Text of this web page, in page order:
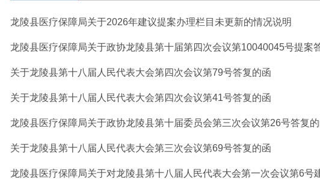
龙陵县医疗保障局关于2026年建议提案办理栏目未更新的情况说明
龙陵县医疗保障局关于政协龙陵县第十届第四次会议第10040045号提案
关于龙陵县第十八届人民代表大会第四次会议第79号答复的函
关于龙陵县第十八届人民代表大会第四次会议第41号答复的函
龙陵县医疗保障局关于政协龙陵县第十届委员会第三次会议第26号答复
关于龙陵县第十八届人民代表大会第三次会议第69号答复的函
龙陵县医疗保障局关于对龙陵县第十八届人民代表大会第一次会议第6号